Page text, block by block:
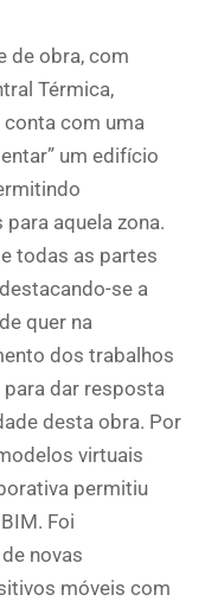
de obra, com
Térmica,
conta com uma
um edifício
aquela zona.
todas as partes
se a
quer na
dos trabalhos
para dar resposta
desta obra. Por
virtuais
permitiu
Foi
novas
móveis com